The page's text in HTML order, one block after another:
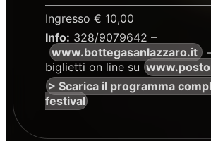
Ingresso € 10,00
Info: 328/9079642 –
www.bottegasanlazzaro.it
biglietti on line su
> Scarica il programma
festival